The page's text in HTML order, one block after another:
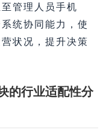
管理人员手机
统协同能力，使
状况，提升决策
的行业适配性分